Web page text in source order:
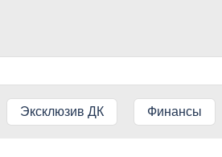
Эксклюзив ДК Финансы